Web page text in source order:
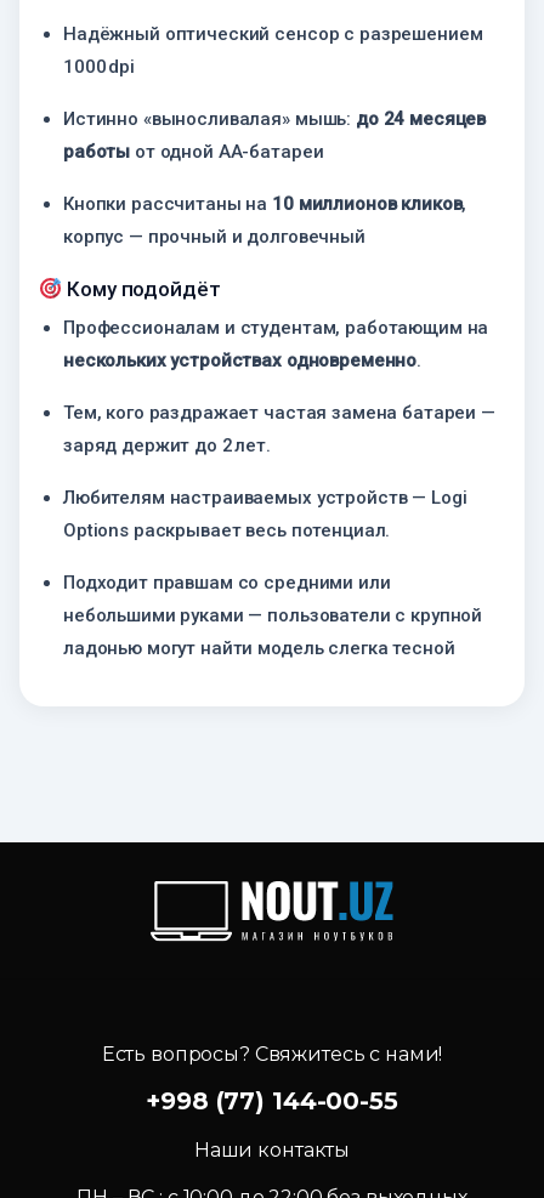
Надёжный оптический сенсор с разрешением
1000 dpi
Истинно «выносливалая» мышь: до 24 месяцев
работы от одной AA-батареи
Кнопки рассчитаны на 10 миллионов кликов,
корпус — прочный и долговечный
Кому подойдёт
Профессионалам и студентам, работающим на
нескольких устройствах одновременно.
Тем, кого раздражает частая замена батареи —
заряд держит до 2 лет.
Любителям настраиваемых устройств — Logi
Options раскрывает весь потенциал.
Подходит правшам со средними или
небольшими руками — пользователи с крупной
ладонью могут найти модель слегка тесной
Есть вопросы? Свяжитесь с нами!
+998 (77) 144-00-55
Наши контакты